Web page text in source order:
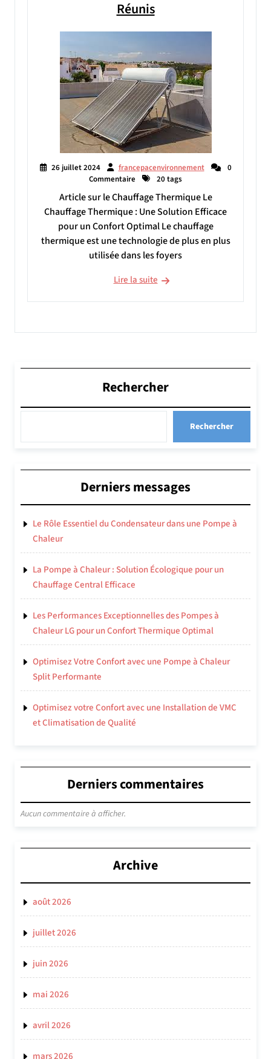
Réunis
26 juillet 2024 francepacenvironnement
0
Commentaire
20 tags
Article sur le Chauffage Thermique Le
Chauffage Thermique : Une Solution Efficace
pour un Confort Optimal Le chauffage
thermique est une technologie de plus en plus
utilisée dans les foyers
Lire la suite
Rechercher
Rechercher
Derniers messages
Le Rôle Essentiel du Condensateur dans une Pompe à
Chaleur
La Pompe à Chaleur : Solution Écologique pour un
Chauffage Central Efficace
Les Performances Exceptionnelles des Pompes à
Chaleur LG pour un Confort Thermique Optimal
Optimisez Votre Confort avec une Pompe à Chaleur
Split Performante
Optimisez votre Confort avec une Installation de VMC
et Climatisation de Qualité
Derniers commentaires
Aucun commentaire à afficher.
Archive
août 2026
juillet 2026
juin 2026
mai 2026
avril 2026
mars 2026